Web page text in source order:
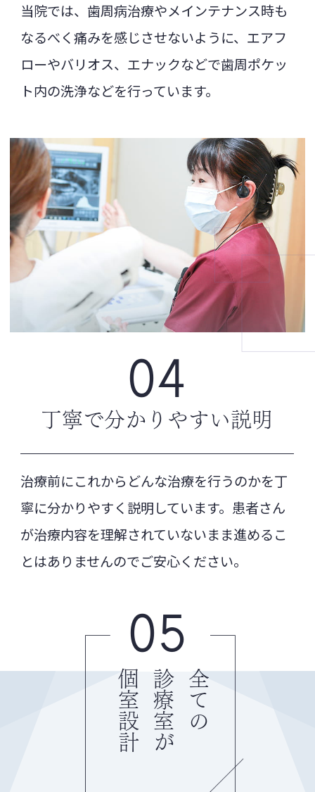
当院では、歯周病治療やメインテナンス時も
なるべく痛みを感じさせないように、エアフ
ローやバリオス、エナックなどで歯周ポケッ
ト内の洗浄などを行っています。
04
丁寧で分かりやすい説明
治療前にこれからどんな治療を行うのかを丁
寧に分かりやすく説明しています。患者さん
が治療内容を理解されていないまま進めるこ
とはありませんのでご安心ください。
05
全ての
診療室が
個室設計